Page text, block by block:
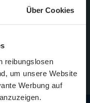
Über Cookies
reibungslosen
um unsere Website
Werbung auf